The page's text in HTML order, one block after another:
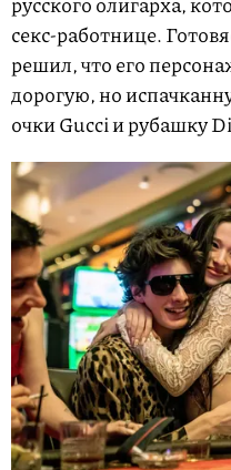
секс-работнице.
решил, что его
дорогую, но
очки Gucci и рубашку